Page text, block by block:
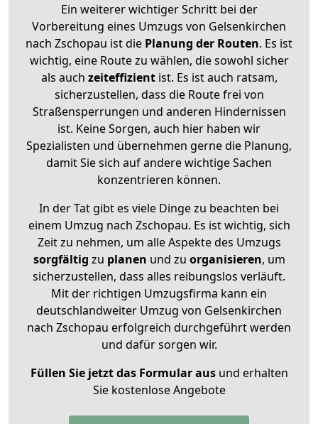
Ein weiterer wichtiger Schritt bei der
Vorbereitung eines Umzugs von Gelsenkirchen
nach Zschopau ist die Planung der Routen. Es ist
wichtig, eine Route zu wählen, die sowohl sicher
als auch zeiteffizientist. Es ist auch ratsam,
sicherzustellen, dass die Route frei von
Straßensperrungen und anderen Hindernissen
ist. Keine Sorgen, auch hier haben wir
Spezialisten und übernehmen gerne die Planung,
damit Sie sich auf andere wichtige Sachen
konzentrieren können.
In der Tat gibt es viele Dinge zu beachten bei
einem Umzug nach Zschopau. Es ist wichtig, sich
Zeit zu nehmen, um alle Aspekte des Umzugs
sorgfältig zu planen und zu organisieren, um
sicherzustellen, dass alles reibungslos verläuft.
Mit der richtigen Umzugsfirma kann ein
deutschlandweiter Umzug von Gelsenkirchen
nach Zschopau erfolgreich durchgeführt werden
und dafür sorgen wir.
Füllen Sie jetzt das Formular ausund erhalten
Sie kostenlose Angebote